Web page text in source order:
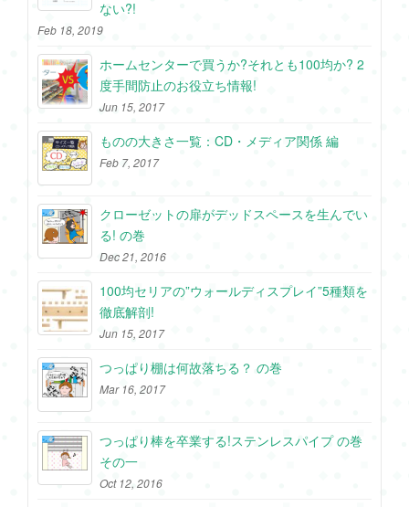
ない?!
Feb 18, 2019
ホームセンターで買うか?それとも100均か? 2
度手間防止のお役立ち情報!
Jun 15, 2017
ものの大きさ一覧：CD・メディア関係 編
Feb 7, 2017
クローゼットの扉がデッドスペースを生んでい
る! の巻
Dec 21, 2016
100均セリアの”ウォールディスプレイ”5種類を
徹底解剖!
Jun 15, 2017
つっぱり棚は何故落ちる？ の巻
Mar 16, 2017
つっぱり棒を卒業する!ステンレスパイプ の巻
その一
Oct 12, 2016